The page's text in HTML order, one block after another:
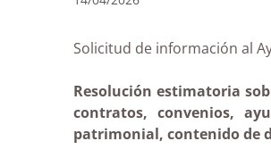
Solicitud de información
Resolución estimatoria
contratos, convenios,
patrimonial, contenido de